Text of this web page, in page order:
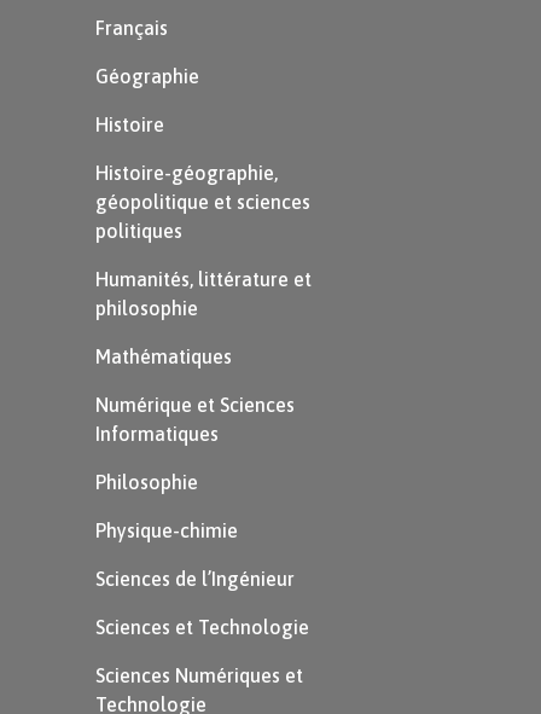
Français
Géographie
Histoire
Histoire-géographie,
géopolitique et sciences
politiques
Humanités, littérature et
philosophie
Mathématiques
Numérique et Sciences
Informatiques
Philosophie
Physique-chimie
Sciences de l’Ingénieur
Sciences et Technologie
Sciences Numériques et
Technologie